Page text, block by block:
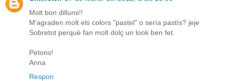
Molt bon dilluns!!
M'agraden molt els colors "pastel" o sería pastís? jeje
Sobretot perquè fan molt dolç un look ben fet.
Petons!
Anna
Respon